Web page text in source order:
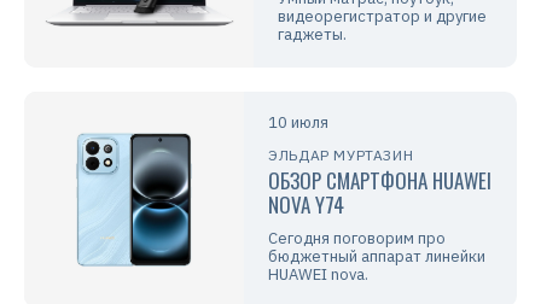
видеорегистратор и другие
гаджеты.
10 июля
ЭЛЬДАР МУРТАЗИН
ОБЗОР СМАРТФОНА HUAWEI
NOVA Y74
Сегодня поговорим про
бюджетный аппарат линейки
HUAWEI nova.